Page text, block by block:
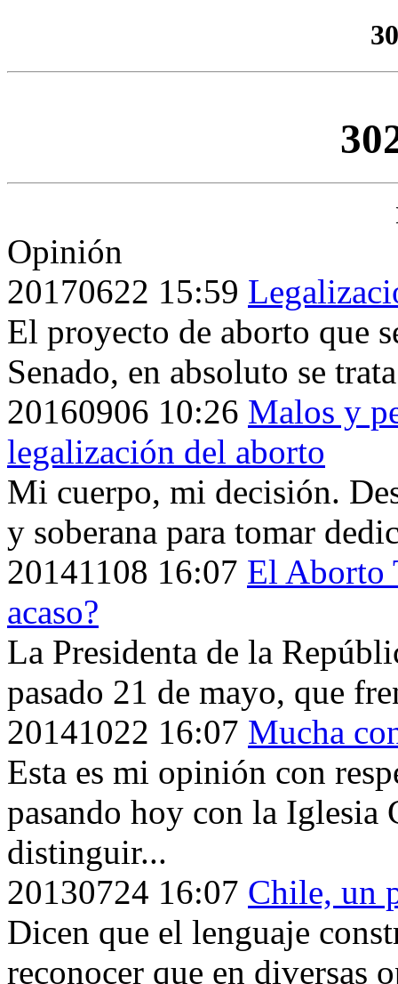
Opinión
20170622 15:59
El proyecto de aborto que
Senado, en absoluto se
20160906 10:26 Malos y
legalización del aborto
Mi cuerpo, mi decisión.
y soberana para tomar
20141108 16:07 El Aborto
acaso?
La Presidenta de la
pasado 21 de mayo, que
20141022 16:07 Mucha
Esta es mi opinión con
pasando hoy con la Iglesia
distinguir...
20130724 16:07 Chile, un
Dicen que el lenguaje
reconocer que en diversas